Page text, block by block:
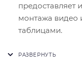
предоставляет
монтажа видео
таблицами.
скрывает